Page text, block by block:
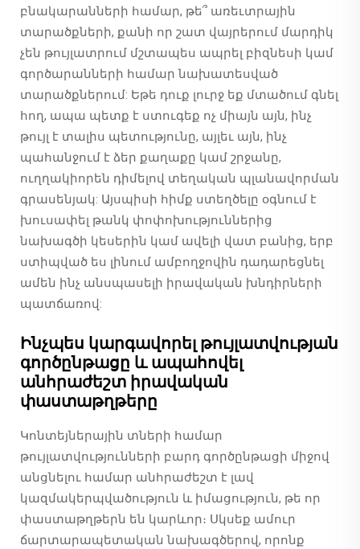
բնակարանների համար, թե՞ առեւտրային
տարածքների, քանի որ շատ վայրերում մարդիկ
չեն թույլատրում մշտապես ապրել բիզնեսի կամ
գործարանների համար նախատեսված
տարածքներում: Եթե դուք լուրջ եք մտածում գնել
հող, ապա պետք է ստուգեք ոչ միայն այն, ինչ
թույլ է տալիս պետությունը, այլեւ այն, ինչ
պահանջում է ձեր քաղաքը կամ շրջանը,
ուղղակիորեն դիմելով տեղական պլանավորման
գրասենյակ: Այսպիսի հիմք ստեղծելը օգնում է
խուսափել թանկ փոփոխություններից
նախագծի կեսերին կամ ավելի վատ բանից, երբ
ստիպված ես լինում ամբողջովին դադարեցնել
ամեն ինչ անսպասելի իրավական խնդիրների
պատճառով:
Ինչպես կարգավորել թույլատվության
գործընթացը և ապահովել
անհրաժեշտ իրավական
փաստաթղթերը
Կոնտեյներային տների համար
թույլատվությունների բարդ գործընթացի միջով
անցնելու համար անհրաժեշտ է լավ
կազմակերպվածություն և իմացություն, թե որ
փաստաթղթերն են կարևոր։ Սկսեք ամուր
ճարտարապետական նախագծերով, որոնք